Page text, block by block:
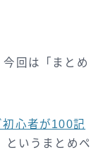
回は「まとめ
初心者が100記
というまとめペ